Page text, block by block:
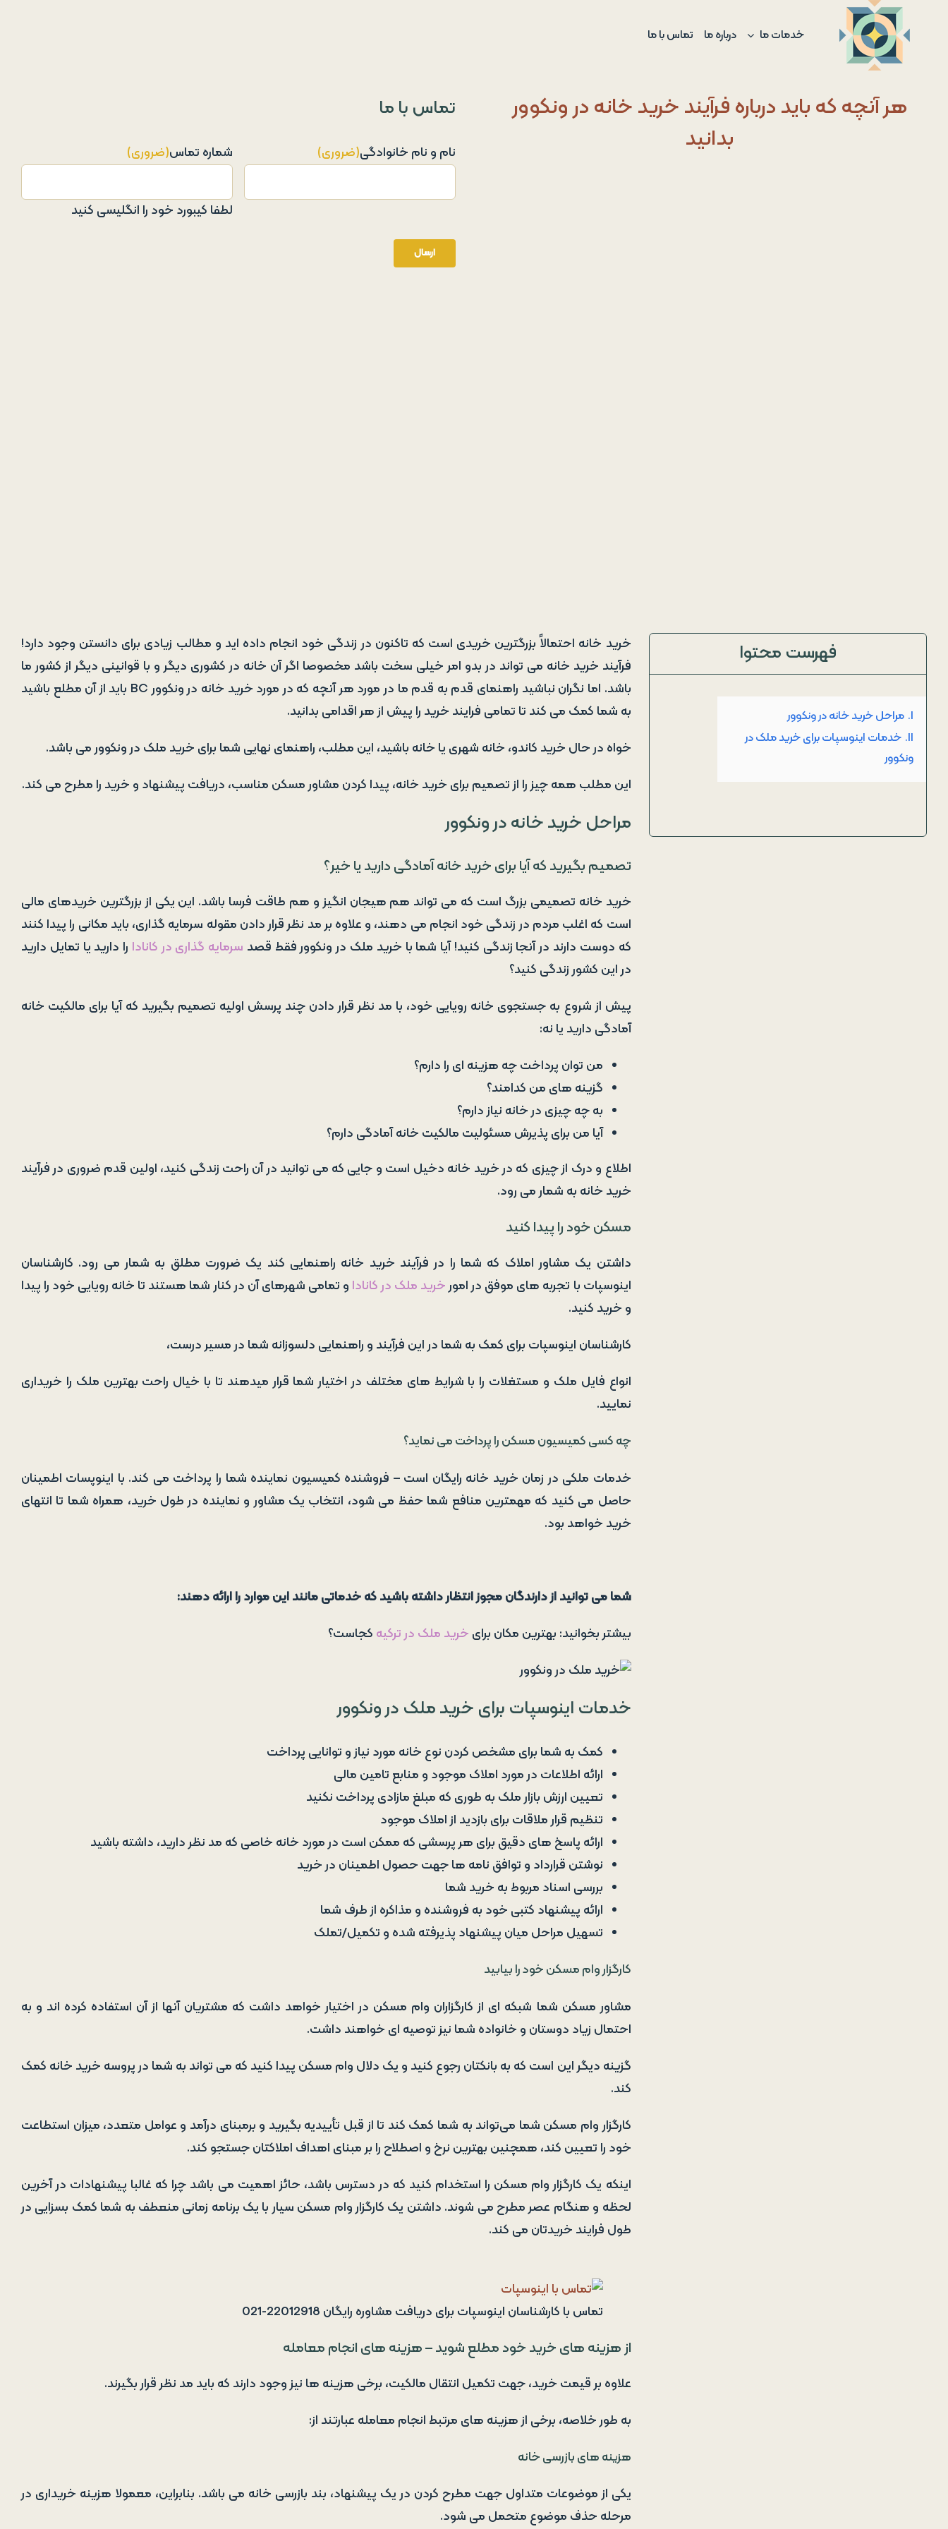
content
خدمات ما درباره ما تماس با ما
هر آنچه که باید درباره فرآیند خرید خانه در ونکوور
بدانید
تماس با ما
نام و نام خانوادگی(ضروری) شماره تماس(ضروری)
لطفا کیبورد خود را انگلیسی کنید
فهرست محتوا
I. مراحل خرید خانه در ونکوور
II. خدمات اینوسپات برای خرید ملک در
ونکوور
خرید خانه احتمالاً بزرگترین خریدی است که تاکنون در زندگی خود انجام داده اید و مطالب زیادی برای دانستن وجود دارد!
فرآیند خرید خانه می تواند در بدو امر خیلی سخت باشد مخصوصا اگر آن خانه در کشوری دیگر و با قوانینی دیگر از کشور ما
باشد. اما نگران نباشید راهنمای قدم به قدم ما در مورد هر آنچه که در مورد خرید خانه در ونکوور BC باید از آن مطلع باشید
به شما کمک می کند تا تمامی فرایند خرید را پیش از هر اقدامی بدانید.
خواه در حال خرید کاندو، خانه شهری یا خانه باشید، این مطلب، راهنمای نهایی شما برای خرید ملک در ونکوور می باشد.
این مطلب همه چیز را از تصمیم برای خرید خانه، پیدا کردن مشاور مسکن مناسب، دریافت پیشنهاد و خرید را مطرح می کند.
مراحل خرید خانه در ونکوور
تصمیم بگیرید که آیا برای خرید خانه آمادگی دارید یا خیر؟
خرید خانه تصمیمی بزرگ است که می تواند هم هیجان انگیز و هم طاقت فرسا باشد. این یکی از بزرگترین خریدهای مالی
است که اغلب مردم در زندگی خود انجام می دهند، و علاوه بر مد نظر قرار دادن مقوله سرمایه گذاری، باید مکانی را پیدا کنند
که دوست دارند در آنجا زندگی کنید! آیا شما با خرید ملک در ونکوور فقط قصد سرمایه گذاری در کانادا را دارید یا تمایل دارید
در این کشور زندگی کنید؟
پیش از شروع به جستجوی خانه رویایی خود، با مد نظر قرار دادن چند پرسش اولیه تصمیم بگیرید که آیا برای مالکیت خانه
آمادگی دارید یا نه:
من ‌توان پرداخت چه هزینه ای را دارم؟
گزینه های من کدامند؟
به چه چیزی در خانه نیاز دارم؟
آیا من برای پذیرش مسئولیت مالکیت خانه آمادگی دارم؟
اطلاع و درک از چیزی که در خرید خانه دخیل است و جایی که می توانید در آن راحت زندگی کنید، اولین قدم ضروری در فرآیند
خرید خانه به شمار می رود.
مسکن خود را پیدا کنید
داشتن یک مشاور املاک که شما را در فرآیند خرید خانه راهنمایی کند یک ضرورت مطلق به شمار می رود. کارشناسان
اینوسپات با تجربه های موفق در امورخرید ملک در کانادا و تمامی شهرهای آن در کنار شما هستند تا خانه رویایی خود را پیدا
و خرید کنید.
کارشناسان اینوسپات برای کمک به شما در این فرآیند و راهنمایی دلسوزانه شما در مسیر درست،
انواع فایل ملک و مستغلات را با شرایط های مختلف در اختیار شما قرار میدهند تا با خیال راحت بهترین ملک را خریداری
نمایید.
چه کسی کمیسیون مسکن را پرداخت می نماید؟
خدمات ملکی در زمان خرید خانه رایگان است – فروشنده کمیسیون نماینده شما را پرداخت می کند. با اینوپسات اطمینان
حاصل می کنید که مهمترین منافع شما حفظ می شود، انتخاب یک مشاور و نماینده در طول خرید، همراه شما تا انتهای
خرید خواهد بود.
شما می توانید از دارندگان مجوز انتظار داشته باشید که خدماتی مانند این موارد را ارائه دهند:
بیشتر بخوانید: بهترین مکان برای خرید ملک در ترکیه کجاست؟
خدمات اینوسپات برای خرید ملک در ونکوور
کمک به شما برای مشخص کردن نوع خانه مورد نیاز و توانایی پرداخت
ارائه اطلاعات در مورد املاک موجود و منابع تامین مالی
تعیین ارزش بازار ملک به طوری که مبلغ مازادی پرداخت نکنید
تنظیم قرار ملاقات برای بازدید از املاک موجود
ارائه پاسخ های دقیق برای هر پرسشی که ممکن است در مورد خانه خاصی که مد نظر دارید، داشته باشید
نوشتن قرارداد و توافق نامه ها جهت حصول اطمینان در خرید
بررسی اسناد مربوط به خرید شما
ارائه پیشنهاد کتبی خود به فروشنده و مذاکره از طرف شما
تسهیل مراحل میان پیشنهاد پذیرفته شده و تکمیل/تملک
کارگزار وام مسکن خود را بیابید
مشاور مسکن شما شبکه ای از کارگزاران وام مسکن در اختیار خواهد داشت که مشتریان آنها از آن استفاده کرده اند و به
احتمال زیاد دوستان و خانواده شما نیز توصیه ای خواهند داشت.
گزینه دیگر این است که به بانکتان رجوع کنید و یک دلال وام مسکن پیدا کنید که می تواند به شما در پروسه خرید خانه کمک
کند.
کارگزار وام مسکن شما می‌تواند به شما کمک کند تا از قبل تأییدیه بگیرید و برمبنای درآمد و عوامل متعدد، میزان استطاعت
خود را تعیین کند، همچنین بهترین نرخ و اصطلاح را بر مبنای اهداف املاکتان جستجو کند.
اینکه یک کارگزار وام مسکن را استخدام کنید که در دسترس باشد، حائز اهمیت می باشد چرا که غالبا پیشنهادات در آخرین
لحظه و هنگام عصر مطرح می شوند. داشتن یک کارگزار وام مسکن سیار با یک برنامه زمانی منعطف به شما کمک بسزایی در
طول فرایند خریدتان می کند.
تماس با کارشناسان اینوسپات برای دریافت مشاوره رایگان 22012918-021
از هزینه های خرید خود مطلع شوید – هزینه های انجام معامله
علاوه بر قیمت خرید، جهت تکمیل انتقال مالکیت، برخی هزینه ها نیز وجود دارند که باید مد نظر قرار بگیرند.
به طور خلاصه، برخی از هزینه های مرتبط انجام معامله عبارتند از:
هزینه های بازرسی خانه
یکی از موضوعات متداول جهت مطرح کردن در یک پیشنهاد، بند بازرسی خانه می باشد. بنابراین، معمولا هزینه خریداری در
مرحله حذف موضوع متحمل می شود.